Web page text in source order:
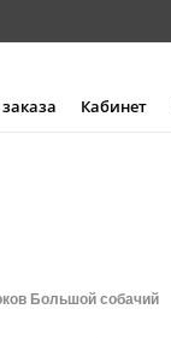
Кабинет
Большой собачий